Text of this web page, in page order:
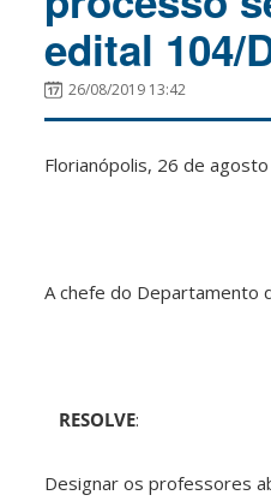
edital 104/
26/08/2019 13:42
Florianópolis, 26 de
A chefe do Departamento
RESOLVE:
Designar os professores